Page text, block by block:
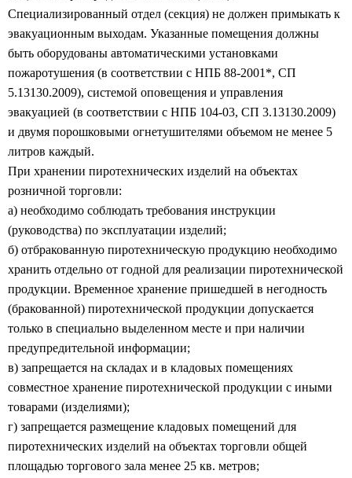
Специализированный отдел (секция) не должен примыкать к
эвакуационным выходам. Указанные помещения должны
быть оборудованы автоматическими установками
пожаротушения (в соответствии с НПБ 88-2001*, СП
5.13130.2009), системой оповещения и управления
эвакуацией (в соответствии с НПБ 104-03, СП 3.13130.2009)
и двумя порошковыми огнетушителями объемом не менее 5
литров каждый.
При хранении пиротехнических изделий на объектах
розничной торговли:
а) необходимо соблюдать требования инструкции
(руководства) по эксплуатации изделий;
б) отбракованную пиротехническую продукцию необходимо
хранить отдельно от годной для реализации пиротехнической
продукции. Временное хранение пришедшей в негодность
(бракованной) пиротехнической продукции допускается
только в специально выделенном месте и при наличии
предупредительной информации;
в) запрещается на складах и в кладовых помещениях
совместное хранение пиротехнической продукции с иными
товарами (изделиями);
г) запрещается размещение кладовых помещений для
пиротехнических изделий на объектах торговли общей
площадью торгового зала менее 25 кв. метров;